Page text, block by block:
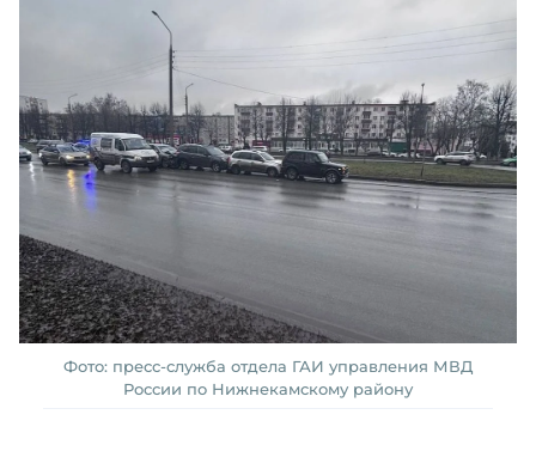
Фото: пресс-служба отдела ГАИ управления МВД
России по Нижнекамскому району